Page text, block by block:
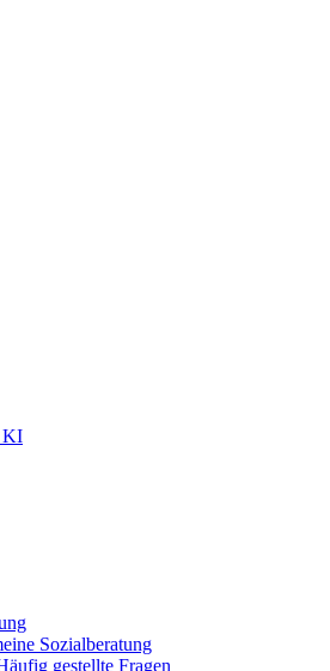
KI
Sozialberatung
gestellte Fragen